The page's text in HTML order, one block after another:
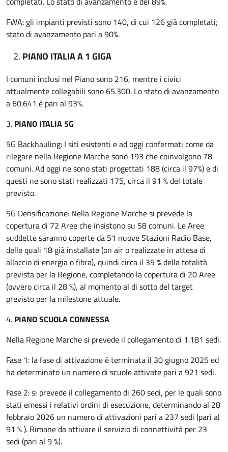
FWA: gli impianti previsti sono 140, di cui 126 già completati;
stato di avanzamento pari a 90%.
PIANO ITALIA A 1 GIGA
I comuni inclusi nel Piano sono 216, mentre i civici
attualmente collegabili sono 65.300. Lo stato di avanzamento
a 60.641 è pari al 93%.
3. PIANO ITALIA 5G
5G Backhauling: I siti esistenti e ad oggi confermati come da
rilegare nella Regione Marche sono 193 che coinvolgono 78
comuni. Ad oggi ne sono stati progettati 188 (circa il 97%) e di
questi ne sono stati realizzati 175, circa il 91 % del totale
previsto.
5G Densificazione: Nella Regione Marche si prevede la
copertura di 72 Aree che insistono su 58 comuni. Le Aree
suddette saranno coperte da 51 nuove Stazioni Radio Base,
delle quali 18 già installate (on air o realizzate in attesa di
allaccio di energia o fibra), quindi circa il 35 % della totalità
prevista per la Regione, completando la copertura di 20 Aree
(ovvero circa il 28 %), al momento al di sotto del target
previsto per la milestone attuale.
4. PIANO SCUOLA CONNESSA
Nella Regione Marche si prevede il collegamento di 1.181 sedi.
Fase 1: la fase di attivazione è terminata il 30 giugno 2025 ed
ha determinato un numero di scuole attivate pari a 921 sedi.
Fase 2: si prevede il collegamento di 260 sedi, per le quali sono
stati emessi i relativi ordini di esecuzione, determinando al 28
febbraio 2026 un numero di attivazioni pari a 237 sedi (pari al
91 % ). Rimane da attivare il servizio di connettività per 23
sedi (pari al 9 %).